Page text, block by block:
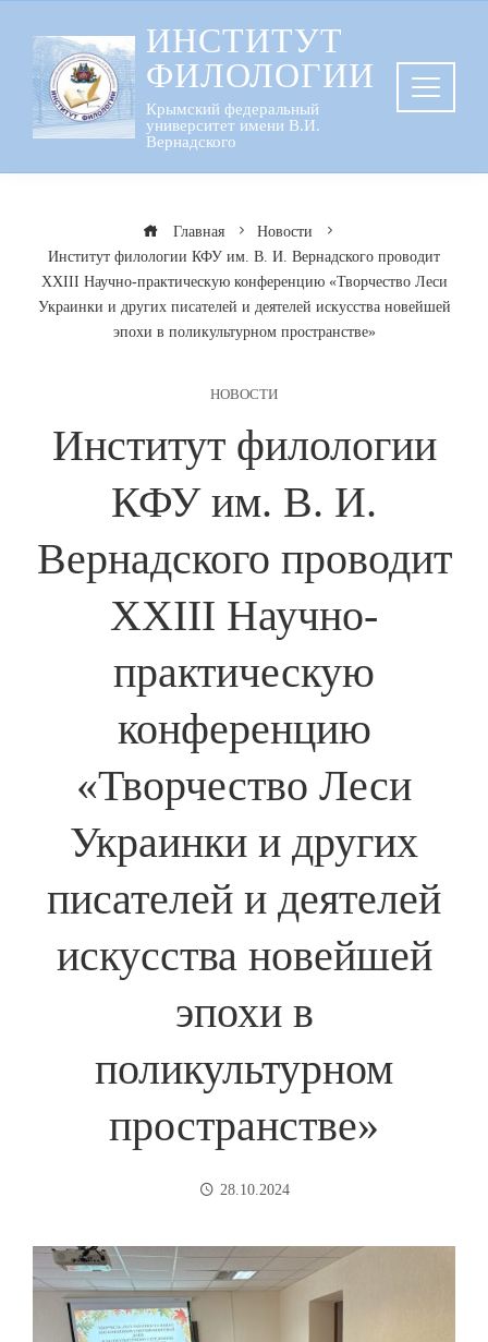
содержанию
ИНСТИТУТ
ФИЛОЛОГИИ
Крымский федеральный
университет имени В.И.
Вернадского
Главная
Новости
Институт филологии КФУ им. В. И. Вернадского проводит
ХХІІІ Научно-практическую конференцию «Творчество Леси
Украинки и других писателей и деятелей искусства новейшей
эпохи в поликультурном пространстве»
НОВОСТИ
Институт филологии
КФУ им. В. И.
Вернадского проводит
ХХІІІ Научно-
практическую
конференцию
«Творчество Леси
Украинки и других
писателей и деятелей
искусства новейшей
эпохи в
поликультурном
пространстве»
28.10.2024